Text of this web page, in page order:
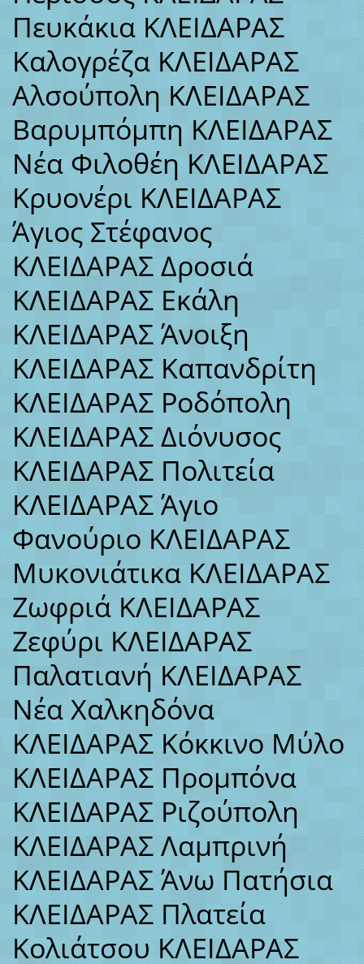
Πευκάκια ΚΛΕΙΔΑΡΑΣ
Καλογρέζα ΚΛΕΙΔΑΡΑΣ
Αλσούπολη ΚΛΕΙΔΑΡΑΣ
Βαρυμπόμπη ΚΛΕΙΔΑΡΑΣ
Νέα Φιλοθέη ΚΛΕΙΔΑΡΑΣ
Κρυονέρι ΚΛΕΙΔΑΡΑΣ
Άγιος Στέφανος
ΚΛΕΙΔΑΡΑΣ Δροσιά
ΚΛΕΙΔΑΡΑΣ Εκάλη
ΚΛΕΙΔΑΡΑΣ Άνοιξη
ΚΛΕΙΔΑΡΑΣ Καπανδρίτη
ΚΛΕΙΔΑΡΑΣ Ροδόπολη
ΚΛΕΙΔΑΡΑΣ Διόνυσος
ΚΛΕΙΔΑΡΑΣ Πολιτεία
ΚΛΕΙΔΑΡΑΣ Άγιο
Φανούριο ΚΛΕΙΔΑΡΑΣ
Μυκονιάτικα ΚΛΕΙΔΑΡΑΣ
Ζωφριά ΚΛΕΙΔΑΡΑΣ
Ζεφύρι ΚΛΕΙΔΑΡΑΣ
Παλατιανή ΚΛΕΙΔΑΡΑΣ
Νέα Χαλκηδόνα
ΚΛΕΙΔΑΡΑΣ Κόκκινο Μύλο
ΚΛΕΙΔΑΡΑΣ Προμπόνα
ΚΛΕΙΔΑΡΑΣ Ριζούπολη
ΚΛΕΙΔΑΡΑΣ Λαμπρινή
ΚΛΕΙΔΑΡΑΣ Άνω Πατήσια
ΚΛΕΙΔΑΡΑΣ Πλατεία
Κολιάτσου ΚΛΕΙΔΑΡΑΣ